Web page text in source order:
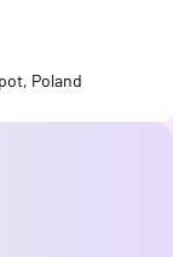
Poland